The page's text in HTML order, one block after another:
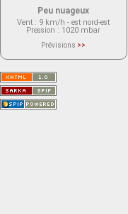
Peu nuageux
Vent : 9 km/h - est nord-est
Pression : 1020 mbar
Prévisions >>
actuellement aucune prévision
Saint-Nom.
Veuillez consulter le message du
service ci-dessous.
(401 - Invalid API key. Please see
https://openweathermap.org/faq#error401